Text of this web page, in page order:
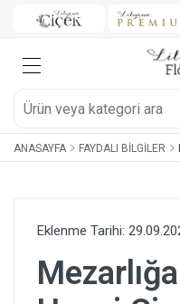
ANASAYFA FAYDALI BILGILER
Eklenme Tarihi:
Mezarlığa